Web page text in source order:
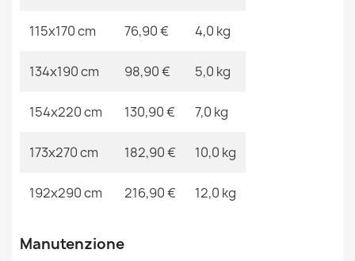
Tappeto CORE Rosetta Vintage - strutturale, due livelli
48,90 €
due livelli di pile, beige / oro
115x170 cm 76,90 € 4,0 kg
134x190 cm 98,90 € 5,0 kg
154x220 cm 130,90 € 7,0 kg
173x270 cm 182,90 € 10,0 kg
192x290 cm 216,90 € 12,0 kg
Manutenzione